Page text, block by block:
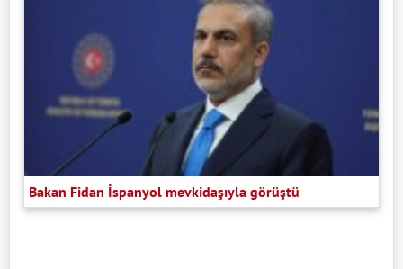
Bakan Fidan İspanyol mevkidaşıyla görüştü